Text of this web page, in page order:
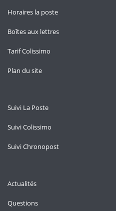
Horaires la poste
Boîtes aux lettres
Tarif Colissimo
Plan du site
Suivi La Poste
Suivi Colissimo
Suivi Chronopost
Actualités
Questions